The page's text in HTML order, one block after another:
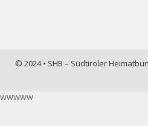
© 2024 • SHB – Südtiroler
wwwww